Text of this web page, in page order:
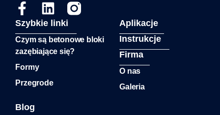
Szybkie linki
Czym są betonowe bloki
zazębiające się?
Formy
Przegrode
Aplikacje
Instrukcje
Firma
O nas
Galeria
Blog